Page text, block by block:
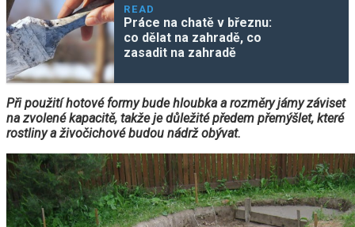
READ
Práce na chatě v březnu:
co dělat na zahradě, co
zasadit na zahradě
Při použití hotové formy bude hloubka a rozměry jámy záviset
na zvolené kapacitě, takže je důležité předem přemýšlet, které
rostliny a živočichové budou nádrž obývat.